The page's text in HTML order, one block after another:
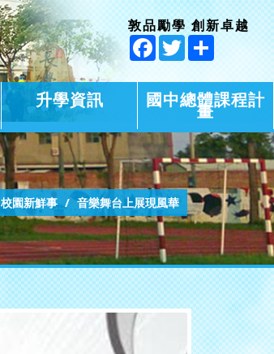
敦品勵學 創新卓越
Facebook
Twitter
升學資訊 國中總體課程計
畫
校園新鮮事 音樂舞台上展現風華